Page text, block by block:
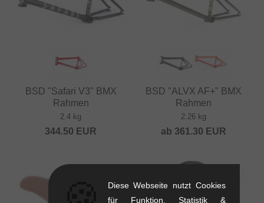
BSD "Safari V3" BMX
Rahmen
2.4 kg
344.50 EUR
BSD "ALVX AF+" BMX
Rahmen
2.26 kg
ab 361.30 EUR
Diese Webseite nutzt Cookies
für Funktion, Statistik &